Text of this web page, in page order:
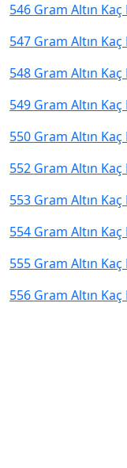
546 Gram Altın
547 Gram Altın
548 Gram Altın
549 Gram Altın
550 Gram Altın
552 Gram Altın
553 Gram Altın
554 Gram Altın
555 Gram Altın
556 Gram Altın